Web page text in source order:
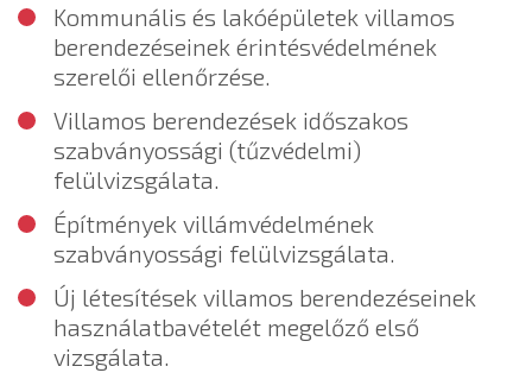
Kommunális és lakóépületek villamos
berendezéseinek érintésvédelmének
szerelői ellenőrzése.
Villamos berendezések időszakos
szabványossági (tűzvédelmi)
felülvizsgálata.
Építmények villámvédelmének
szabványossági felülvizsgálata.
Új létesítések villamos berendezéseinek
használatbavételét megelőző első
vizsgálata.